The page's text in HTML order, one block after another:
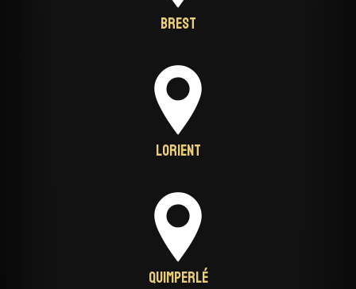
Brest
Lorient
Quimperlé